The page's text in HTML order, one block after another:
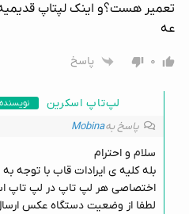
عه
۰ پاسخ
لپ‌تاپ اسکرین نویسنده
پاسخ بهMobina
سلام و احترام
بله کلیه ی ایرادات قاب با توجه
اختصاصی هر لپ تاپ در لپ تاپ
لطفا از وضعیت دستگاه عکس